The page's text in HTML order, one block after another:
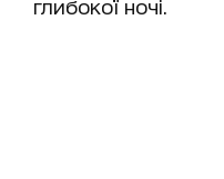
глибокої ночі.